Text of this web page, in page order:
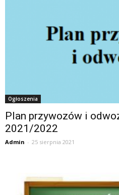
Ogłoszenia
Plan przywozów i
2021/2022
Admin - 25 sierpnia 2021